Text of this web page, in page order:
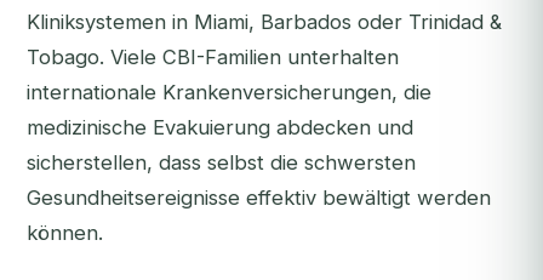
Kliniksystemen in Miami, Barbados oder Trinidad &
Tobago. Viele CBI-Familien unterhalten
internationale Krankenversicherungen, die
medizinische Evakuierung abdecken und
sicherstellen, dass selbst die schwersten
Gesundheitsereignisse effektiv bewältigt werden
können.